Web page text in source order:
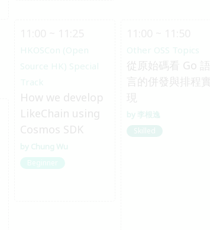
HKOSCon (Open
Source HK) Special
Track
How we develop
LikeChain using
Cosmos SDK
Chung Wu
Beginner
Other OSS Topics
從原始碼看 Go 語
言的併發與排程實
現
李根逸
Skilled